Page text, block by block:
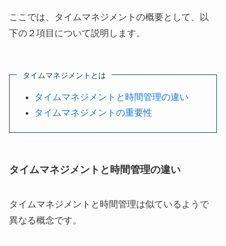
ここでは、タイムマネジメントの概要として、以
下の２項目について説明します。
タイムマネジメントとは
タイムマネジメントと時間管理の違い
タイムマネジメントの重要性
タイムマネジメントと時間管理の違い
タイムマネジメントと時間管理は似ているようで
異なる概念です。